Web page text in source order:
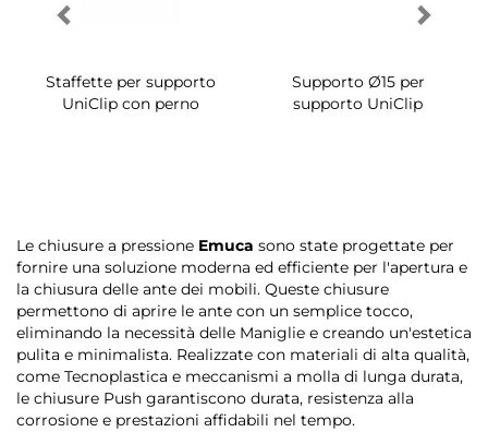
Staffette per supporto
UniClip con perno
Supporto Ø15 per
supporto UniClip
Le chiusure a pressione Emuca sono state progettate per
fornire una soluzione moderna ed efficiente per l'apertura e
la chiusura delle ante dei mobili. Queste chiusure
permettono di aprire le ante con un semplice tocco,
eliminando la necessità delle Maniglie e creando un'estetica
pulita e minimalista. Realizzate con materiali di alta qualità,
come Tecnoplastica e meccanismi a molla di lunga durata,
le chiusure Push garantiscono durata, resistenza alla
corrosione e prestazioni affidabili nel tempo.